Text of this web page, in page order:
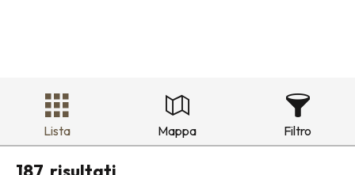
Lista Mappa Filtro